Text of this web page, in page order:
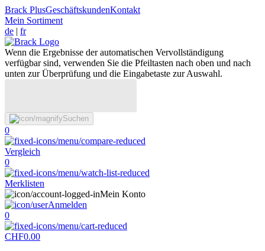
Brack PlusGeschäftskundenKontakt
Mein Sortiment
de | fr
Wenn die Ergebnisse der automatischen Vervollständigung
verfügbar sind, verwenden Sie die Pfeiltasten nach oben und nach
unten zur Überprüfung und die Eingabetaste zur Auswahl.
Suchen
0
Vergleich
0
Merklisten
Mein Konto
Anmelden
0
CHF0.00